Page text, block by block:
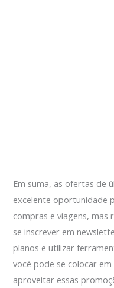
Em suma, as ofertas de
excelente oportunidade
compras e viagens, mas
se inscrever em
planos e utilizar
você pode se colocar
aproveitar essas